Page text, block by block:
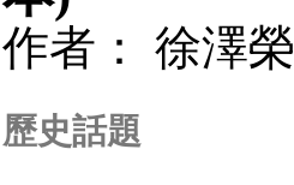
作者： 徐澤榮
歷史話題